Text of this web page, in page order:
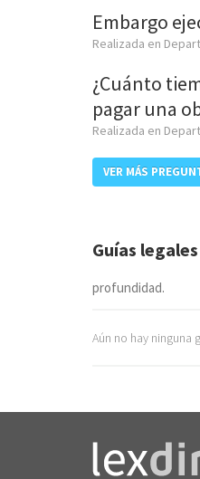
Embargo
Realizada en
¿Cuánto
pagar una
Realizada en
VER MÁS
Guías legales
profundidad.
Aún no hay ninguna